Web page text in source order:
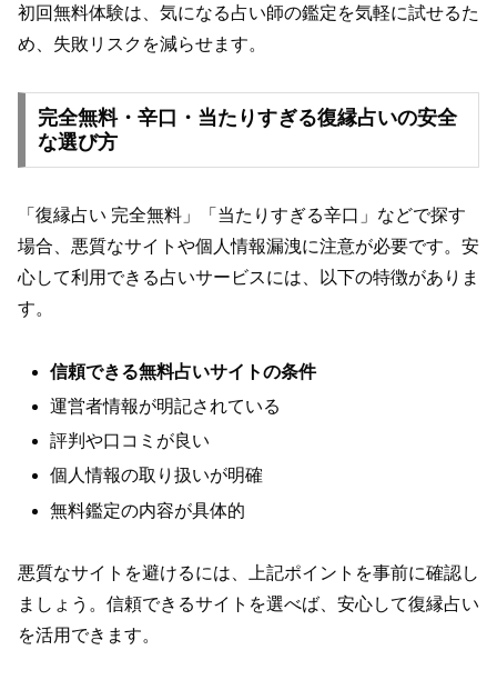
初回無料体験は、気になる占い師の鑑定を気軽に試せるた
め、失敗リスクを減らせます。
完全無料・辛口・当たりすぎる復縁占いの安全
な選び方
「復縁占い 完全無料」「当たりすぎる辛口」などで探す
場合、悪質なサイトや個人情報漏洩に注意が必要です。安
心して利用できる占いサービスには、以下の特徴がありま
す。
信頼できる無料占いサイトの条件
運営者情報が明記されている
評判や口コミが良い
個人情報の取り扱いが明確
無料鑑定の内容が具体的
悪質なサイトを避けるには、上記ポイントを事前に確認し
ましょう。信頼できるサイトを選べば、安心して復縁占い
を活用できます。